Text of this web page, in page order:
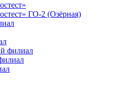
ГО-2 (Озёрная)
филиал